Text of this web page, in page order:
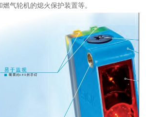
气轮机的熄火保护装置等。